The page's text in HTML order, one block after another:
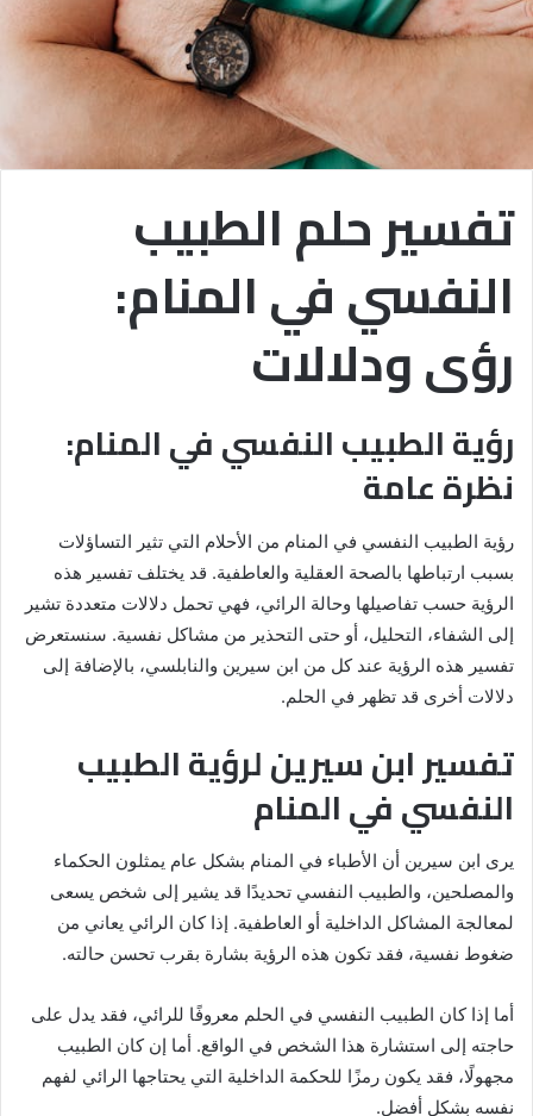
تفسير حلم الطبيب
النفسي في المنام:
رؤى ودلالات
رؤية الطبيب النفسي في المنام:
نظرة عامة
رؤية الطبيب النفسي في المنام من الأحلام التي تثير التساؤلات
بسبب ارتباطها بالصحة العقلية والعاطفية. قد يختلف تفسير هذه
الرؤية حسب تفاصيلها وحالة الرائي، فهي تحمل دلالات متعددة تشير
إلى الشفاء، التحليل، أو حتى التحذير من مشاكل نفسية. سنستعرض
تفسير هذه الرؤية عند كل من ابن سيرين والنابلسي، بالإضافة إلى
دلالات أخرى قد تظهر في الحلم.
تفسير ابن سيرين لرؤية الطبيب
النفسي في المنام
يرى ابن سيرين أن الأطباء في المنام بشكل عام يمثلون الحكماء
والمصلحين، والطبيب النفسي تحديدًا قد يشير إلى شخص يسعى
لمعالجة المشاكل الداخلية أو العاطفية. إذا كان الرائي يعاني من
ضغوط نفسية، فقد تكون هذه الرؤية بشارة بقرب تحسن حالته.
أما إذا كان الطبيب النفسي في الحلم معروفًا للرائي، فقد يدل على
حاجته إلى استشارة هذا الشخص في الواقع. أما إن كان الطبيب
مجهولًا، فقد يكون رمزًا للحكمة الداخلية التي يحتاجها الرائي لفهم
نفسه بشكل أفضل.